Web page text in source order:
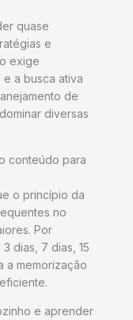
quase
e
exige
a busca ativa
de
diversas
conteúdo para
o princípio da
no
Por
dias, 7 dias, 15
a memorização
e aprender